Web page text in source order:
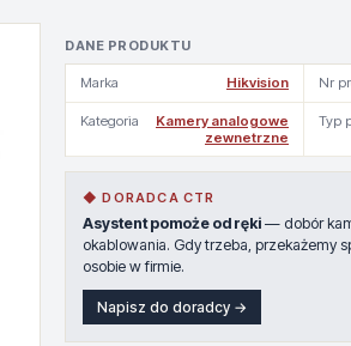
DANE PRODUKTU
Marka Hikvision Nr
Kategoria
Kamery analogowe
zewnetrzne
Typ
◆ DORADCA CTR
Asystent pomoże od ręki — dobór
okablowania. Gdy trzeba, przekażemy
osobie w firmie.
Napisz do doradcy →